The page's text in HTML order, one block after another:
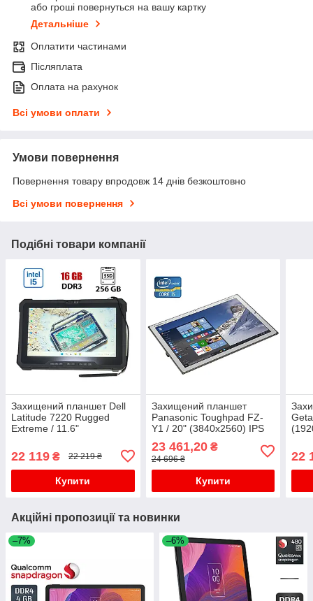
або гроші повернуться на вашу картку
Детальніше
Оплатити частинами
Післяплата
Оплата на рахунок
Всі умови оплати
Умови повернення
Повернення товару впродовж 14 днів безкоштовно
Всі умови повернення
Подібні товари компанії
Захищений планшет Dell
Latitude 7220 Rugged
Extreme / 11.6"
Core i5-8365U / 16GB
DDR3 / 256GB SSD/ UHD
22 119 ₴ 22 219 ₴
Купити
Захищений планшет
Panasonic Toughpad FZ-
Y1 / 20" (3840x2560) IPS
(2 (4) ядра по 2.3 - 2.9
GHz) / 8 GB
23 461,20₴
24 696 ₴
Купити
620
22
Акційні пропозиції та новинки
–7% –6%